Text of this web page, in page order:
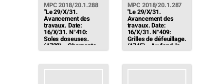
MPC 2018/20.1.288
"Le 29/X/31.
Avancement des
travaux. Date:
16/X/31. N°410:
Soles doseuses.
(1728).- Charpente
montée. Au fond, une
cours de montage. A
l'avant, fosse à
MPC 2018/20.1.287
"Le 29/X/31.
Avancement des
travaux. Date:
16/X/31. N°409:
Grilles de défeuillage.
(1745).- Au fond, la
charpente des grilles.
le haut des coffrages
[…]"